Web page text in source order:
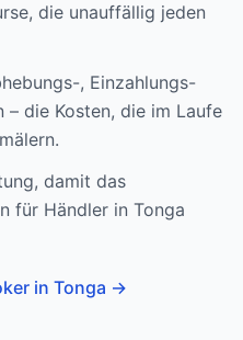
die unauffällig jeden
, Einzahlungs-
die Kosten, die im Laufe
damit das
für Händler in Tonga
in Tonga →